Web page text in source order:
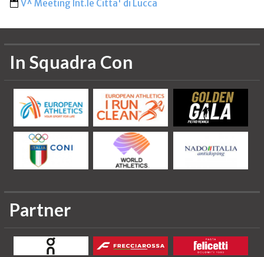
V^ Meeting Int.le Citta' di Lucca
In Squadra Con
Partner